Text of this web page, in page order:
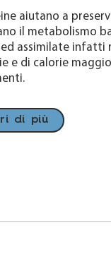
aiutano a
il metabolismo
assimilate infatti
e di calorie
di più